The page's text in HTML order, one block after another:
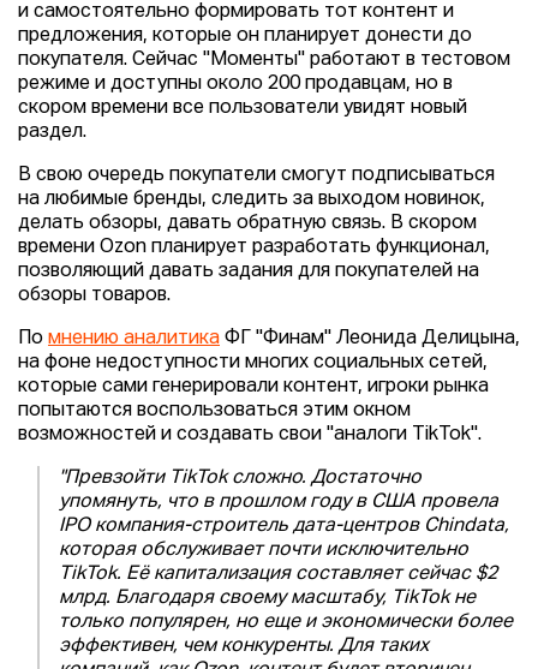
и самостоятельно формировать тот контент и
предложения, которые он планирует донести до
покупателя. Сейчас "Моменты" работают в тестовом
режиме и доступны около 200 продавцам, но в
скором времени все пользователи увидят новый
раздел.
В свою очередь покупатели смогут подписываться
на любимые бренды, следить за выходом новинок,
делать обзоры, давать обратную связь. В скором
времени Ozon планирует разработать функционал,
позволяющий давать задания для покупателей на
обзоры товаров.
По мнению аналитика ФГ "Финам" Леонида Делицына,
на фоне недоступности многих социальных сетей,
которые сами генерировали контент, игроки рынка
попытаются воспользоваться этим окном
возможностей и создавать свои "аналоги TikTok".
"Превзойти TikTok сложно. Достаточно
упомянуть, что в прошлом году в США провела
IPO компания-строитель дата-центров Chindata,
которая обслуживает почти исключительно
TikTok. Её капитализация составляет сейчас $2
млрд. Благодаря своему масштабу, TikTok не
только популярен, но еще и экономически более
эффективен, чем конкуренты. Для таких